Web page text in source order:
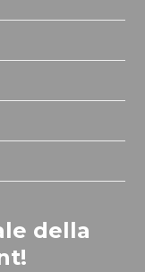
della